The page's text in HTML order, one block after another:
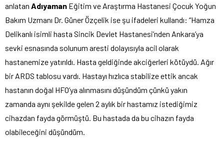
anlatan Adıyaman Eğitim ve Araştırma Hastanesi Çocuk Yoğun
Bakım Uzmanı Dr. Güner Özçelik ise şu ifadeleri kullandı: “Hamza
Delikanlı isimli hasta Sincik Devlet Hastanesi’nden Ankara’ya
sevki esnasında solunum aresti dolayısıyla acil olarak
hastanemize yatırıldı. Hasta geldiğinde akciğerleri kötüydü. Ağır
bir ARDS tablosu vardı. Hastayı hızlıca stabilize ettik ancak
hastanın doğal HFO’ya alınmasını düşündüm çünkü yakın
zamanda aynı şekilde gelen 2 aylık bir hastamız istediğimiz
cihazdan fayda görmüştü. Bu hastada da bu cihazın fayda
olabileceğini düşündüm.